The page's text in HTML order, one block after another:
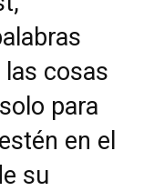
cosas
para
en el
su